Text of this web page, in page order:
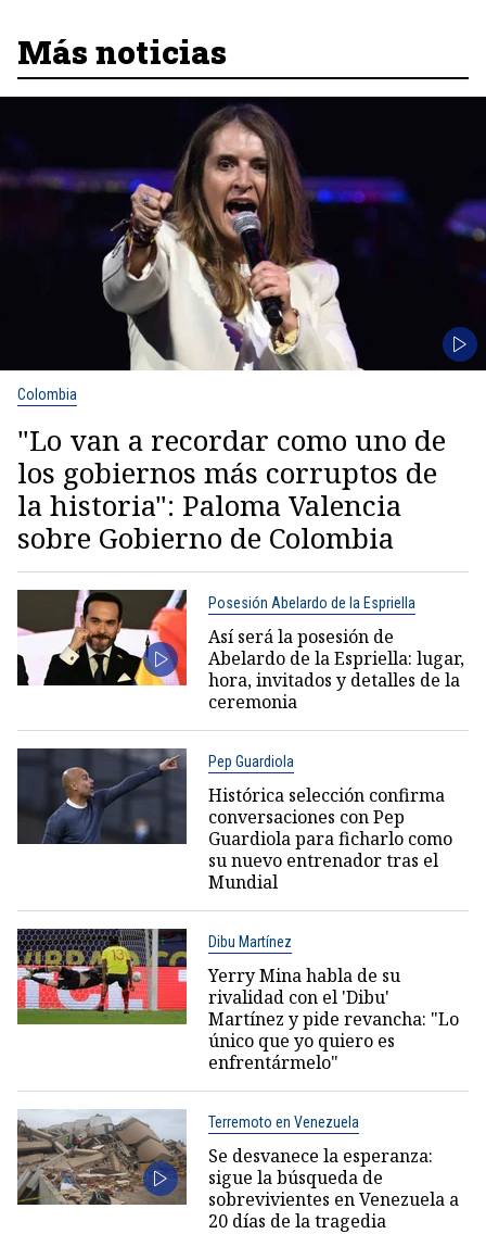
Más noticias
Colombia
"Lo van a recordar como uno de
los gobiernos más corruptos de
la historia": Paloma Valencia
sobre Gobierno de Colombia
Posesión Abelardo de la Espriella
Así será la posesión de
Abelardo de la Espriella: lugar,
hora, invitados y detalles de la
ceremonia
Pep Guardiola
Histórica selección confirma
conversaciones con Pep
Guardiola para ficharlo como
su nuevo entrenador tras el
Mundial
Dibu Martínez
Yerry Mina habla de su
rivalidad con el 'Dibu'
Martínez y pide revancha: "Lo
único que yo quiero es
enfrentármelo"
Terremoto en Venezuela
Se desvanece la esperanza:
sigue la búsqueda de
sobrevivientes en Venezuela a
20 días de la tragedia